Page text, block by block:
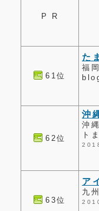
P R
61位
た
福
62位
沖
沖
ト
63位
ア
九